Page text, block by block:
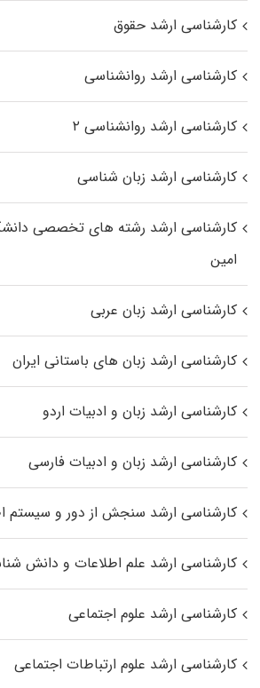
کارشناسی ارشد حقوق
کارشناسی ارشد روانشناسی
کارشناسی ارشد روانشناسی ۲
کارشناسی ارشد زبان شناسی
کارشناسی ارشد رﺷﺘﻪ ﻫﺎی تخصصی
اﻣﻴﻦ
کارشناسی ارشد زبان عربی
کارشناسی ارشد زبان‌ های باستانی ایران
کارشناسی ارشد زبان و ادبیات اردو
کارشناسی ارشد زبان و ادبیات فارسی
کارشناسی ارشد سنجش از دور و سیستم
کارشناسی ارشد علم اطلاعات و دانش
کارشناسی ارشد علوم اجتماعی
کارشناسی ارشد علوم ارتباطات اجتماعی